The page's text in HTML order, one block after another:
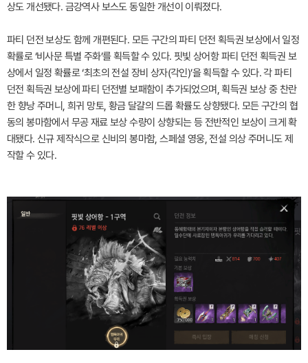
상도 개선됐다. 금강역사 보스도 동일한 개선이 이뤄졌다.
파티 던전 보상도 함께 개편된다. 모든 구간의 파티 던전 획득권 보상에서 일정
확률로 ‘비사문 특별 주화’를 획득할 수 있다. 핏빛 상어항 파티 던전 획득권 보
상에서 일정 확률로 ‘최초의 전설 장비 상자(각인)’을 획득할 수 있다. 각 파티
던전 획득권 보상에 파티 던전별 보패함이 추가되었으며, 획득권 보상 중 찬란
한 향낭 주머니, 희귀 망토, 황금 달걀의 드롭 확률도 상향됐다. 모든 구간의 협
동의 봉마함에서 무공 재료 보상 수량이 상향되는 등 전반적인 보상이 크게 확
대됐다. 신규 제작식으로 신비의 봉마함, 스페셜 영웅, 전설 의상 주머니도 제
작할 수 있다.